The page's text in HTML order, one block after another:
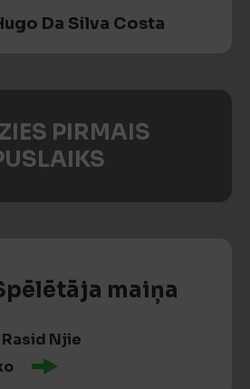
Da Silva Costa
PIRMAIS
maiņa
Rasid Njie